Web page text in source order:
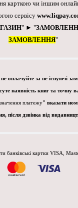
карткою чи іншим
сервісу
" ► "
ЗАМОВЛЕННЯ"
оплачуйте за не існуючі
наявність книг та точну
платежу" вказати
після дзвінка від
банківські картки VISA,